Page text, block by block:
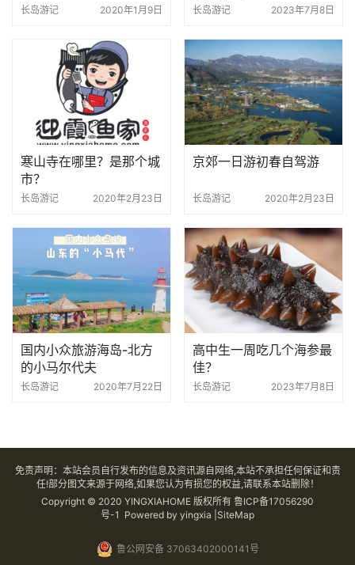
长岛游记 2020年1月9日 长岛游记 2023年7月8日
寒山寺在哪里？是那个城
市？
长岛游记 2020年2月23日
京郊一日游初春自驾游
长岛游记 2020年2月23日
国内小众旅游海岛-北方
的小马尔代夫
长岛游记 2020年7月22日
高中生一周吃几个海参最
佳？
长岛游记 2023年7月8日
免责声明：本站会员自行发布的信息及资讯源自网络,本站不承担任何保证和责
任!部分图文来源于网络,如果您认为有损您的权益,请联系本站删除！
Copyright © 2020 YINGXIAHOME 版权所有 鲁ICP备17056290
号-1 Powered by yingxia |SiteMap
鲁公网安备 37063402000141号